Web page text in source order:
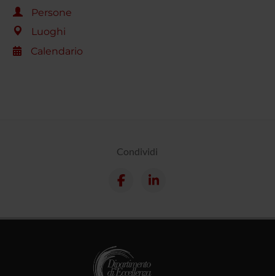
Persone
Luoghi
Calendario
Condividi